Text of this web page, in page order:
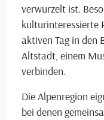
verwurzelt ist.
kulturinteressierte
aktiven Tag in den
Altstadt, einem
verbinden.
Die Alpenregion
bei denen